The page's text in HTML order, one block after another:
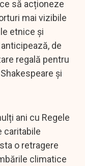
să acționeze
mai vizibile
etnice și
de
regală pentru
și
ani cu Regele
caritabile
o retragere
climatice